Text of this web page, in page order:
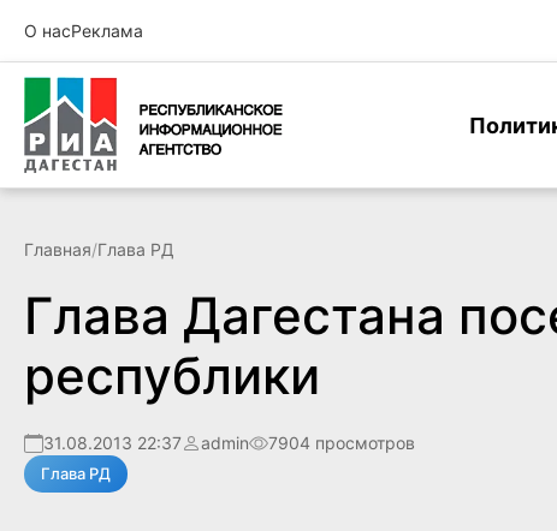
О насРеклама
Главная/Глава РД
Глава Дагестана
республики
31.08.2013 22:37 admin 7904 просмотров
Глава РД